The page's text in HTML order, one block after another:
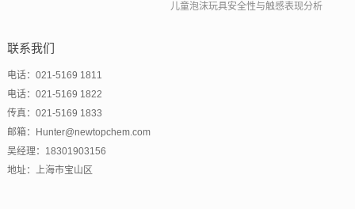
儿童泡沫玩具安全性与触感表现分析
联系我们
电话：021-5169 1811
电话：021-5169 1822
传真：021-5169 1833
邮箱：Hunter@newtopchem.com
吴经理：18301903156
地址：上海市宝山区